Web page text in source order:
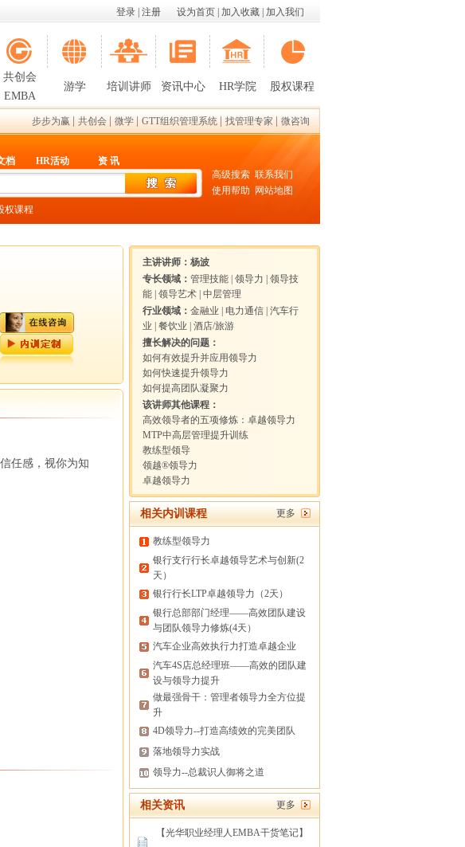
设为首页 加入收藏 加入我们
登录 注册
共创会
EMBA
游学 培训讲师 资讯中心 HR学院 股权课程
步步为赢 共创会 微学 GTT组织管理系统 找管理专家 微咨询
档 HR活动 资 讯
权课程
高级搜索 联系我们
使用帮助
网站地图
任感，视你为知
主讲讲师： 杨波
专长领域： 管理技能 领导力
领导技
能 领导艺术 中层管理
行业领域： 金融业 电力通信 汽车行
业
餐饮业
酒店/旅游
擅长解决的问题：
如何有效提升并应用领导力
如何快速提升领导力
如何提高团队凝聚力
该讲师其他课程：
高效领导者的五项修炼：卓越领导力
MTP中高层管理提升训练
教练型领导
领越®领导力
卓越领导力
相关内训课程 更多
教练型领导力
银行支行行长卓越领导艺术与创新(2
天）
银行行长LTP卓越领导力（2天）
银行总部部门经理——高效团队建设
与团队领导力修炼(4天）
汽车企业高效执行力打造卓越企业
汽车4S店总经理班——高效的团队建
设与领导力提升
做最强骨干：管理者领导力全方位提
升
4D领导力--打造高绩效的完美团队
落地领导力实战
领导力--总裁识人御将之道
相关资讯 更多
【光华职业经理人EMBA干货笔记】